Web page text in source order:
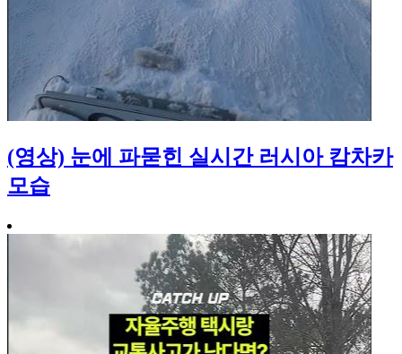
(영상) 눈에 파묻힌 실시간 러시아 캄차카
모습